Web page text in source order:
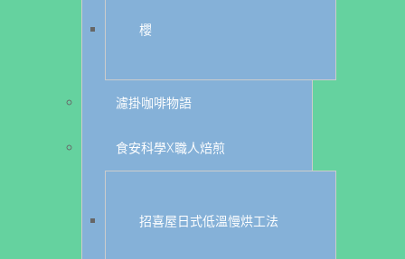
櫻
濾掛咖啡物語
食安科學X職人焙煎
招喜屋日式低溫慢烘工法